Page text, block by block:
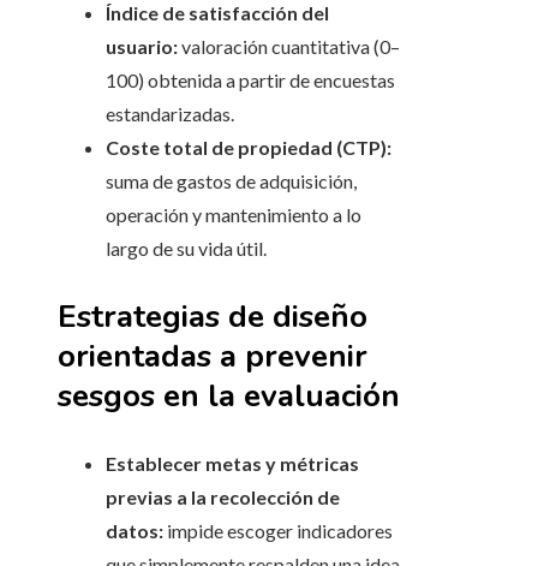
Índice de satisfacción del
usuario:valoración cuantitativa (0–
100) obtenida a partir de encuestas
estandarizadas.
Coste total de propiedad (CTP):
suma de gastos de adquisición,
operación y mantenimiento a lo
largo de su vida útil.
Estrategias de diseño
orientadas a prevenir
sesgos en la evaluación
Establecer metas y métricas
previas a la recolección de
datos: impide escoger indicadores